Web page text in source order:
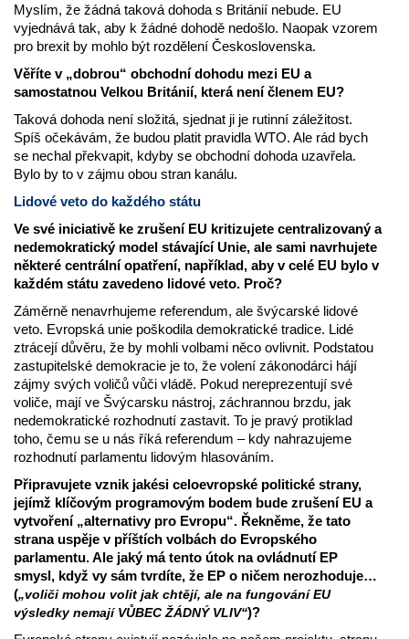
Myslím, že žádná taková dohoda s Británií nebude. EU
vyjednává tak, aby k žádné dohodě nedošlo. Naopak vzorem
pro brexit by mohlo být rozdělení Československa.
Věříte v „dobrou“ obchodní dohodu mezi EU a
samostatnou Velkou Británií, která není členem EU?
Taková dohoda není složitá, sjednat ji je rutinní záležitost.
Spíš očekávám, že budou platit pravidla WTO. Ale rád bych
se nechal překvapit, kdyby se obchodní dohoda uzavřela.
Bylo by to v zájmu obou stran kanálu.
Lidové veto do každého státu
Ve své iniciativě ke zrušení EU kritizujete centralizovaný a
nedemokratický model stávající Unie, ale sami navrhujete
některé centrální opatření, například, aby v celé EU bylo v
každém státu zavedeno lidové veto. Proč?
Záměrně nenavrhujeme referendum, ale švýcarské lidové
veto. Evropská unie poškodila demokratické tradice. Lidé
ztrácejí důvěru, že by mohli volbami něco ovlivnit. Podstatou
zastupitelské demokracie je to, že volení zákonodárci hájí
zájmy svých voličů vůči vládě. Pokud nereprezentují své
voliče, mají ve Švýcarsku nástroj, záchrannou brzdu, jak
nedemokratické rozhodnutí zastavit. To je pravý protiklad
toho, čemu se u nás říká referendum – kdy nahrazujeme
rozhodnutí parlamentu lidovým hlasováním.
Připravujete vznik jakési celoevropské politické strany,
jejímž klíčovým programovým bodem bude zrušení EU a
vytvoření „alternativy pro Evropu“. Řekněme, že tato
strana uspěje v příštích volbách do Evropského
parlamentu. Ale jaký má tento útok na ovládnutí EP
smysl, když vy sám tvrdíte, že EP o ničem nerozhoduje…
(„voliči mohou volit jak chtějí, ale na fungování EU
výsledky nemají VŮBEC ŽÁDNÝ VLIV“)?